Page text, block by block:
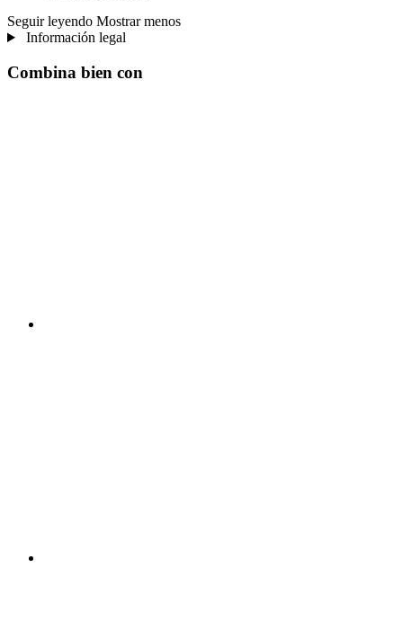
Seguir leyendo Mostrar menos
Información legal
Combina bien con